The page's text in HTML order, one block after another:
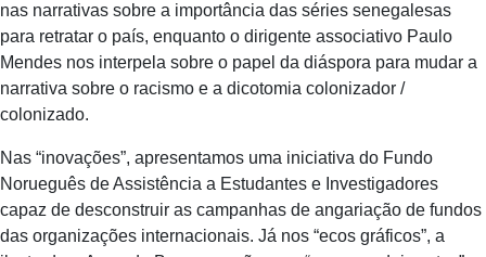
nas narrativas sobre a importância das séries senegalesas
para retratar o país, enquanto o dirigente associativo Paulo
Mendes nos interpela sobre o papel da diáspora para mudar a
narrativa sobre o racismo e a dicotomia colonizador /
colonizado.
Nas “inovações”, apresentamos uma iniciativa do Fundo
Norueguês de Assistência a Estudantes e Investigadores
capaz de desconstruir as campanhas de angariação de fundos
das organizações internacionais. Já nos “ecos gráficos”, a